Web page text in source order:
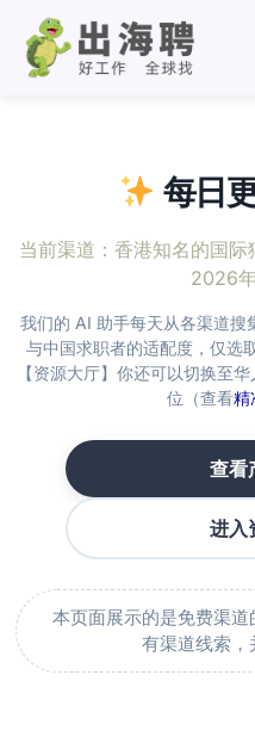
每日
当前渠道：香港知名的国际
2026
我们的 AI 助手每天从各渠道搜
与中国求职者的适配度，仅选
【资源大厅】你还可以切换至
位（查看精
查看
进入
本页面展示的是免费渠
有渠道线索，